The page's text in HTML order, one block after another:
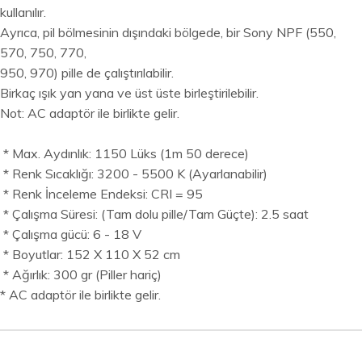
kullanılır.
Ayrıca, pil bölmesinin dışındaki bölgede, bir Sony NPF (550,
570, 750, 770,
950, 970) pille de çalıştırılabilir.
Birkaç ışık yan yana ve üst üste birleştirilebilir.
Not: AC adaptör ile birlikte gelir.
* Max. Aydınlık: 1150 Lüks (1m 50 derece)
* Renk Sıcaklığı: 3200 - 5500 K (Ayarlanabilir)
* Renk İnceleme Endeksi: CRI = 95
* Çalışma Süresi: (Tam dolu pille/Tam Güçte): 2.5 saat
* Çalışma gücü: 6 - 18 V
* Boyutlar: 152 X 110 X 52 cm
* Ağırlık: 300 gr (Piller hariç)
* AC adaptör ile birlikte gelir.